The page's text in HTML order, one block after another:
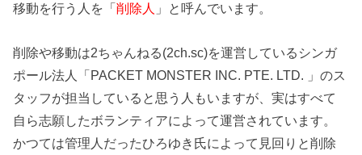
移動を行う人を「削除人 」と呼んでいます。
削除や移動は2ちゃんねる(2ch.sc)を運営しているシンガ
ポール法人「PACKET MONSTER INC. PTE. LTD. 」のス
タッフが担当していると思う人もいますが、実はすべて
自ら志願したボランティアによって運営されています。
かつては管理人だったひろゆき氏によって見回りと削除